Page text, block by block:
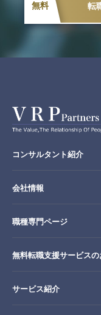
無料 転
コンサルタント紹介
会社情報
職種専門ページ
無料転職支援サービス
サービス紹介